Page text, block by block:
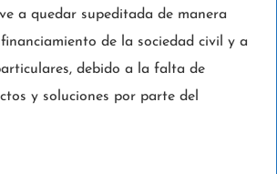
a quedar supeditada de manera
de la sociedad civil y a
debido a la falta de
y soluciones por parte del